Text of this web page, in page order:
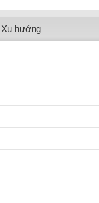
Xu hướng